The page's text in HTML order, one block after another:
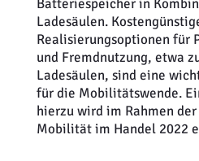
Batteriespeicher in
Ladesäulen.
Realisierungsoptionen für
und Fremdnutzung, etwa
Ladesäulen, sind eine
für die Mobilitätswende.
hierzu wird im Rahmen
Mobilität im Handel 2022